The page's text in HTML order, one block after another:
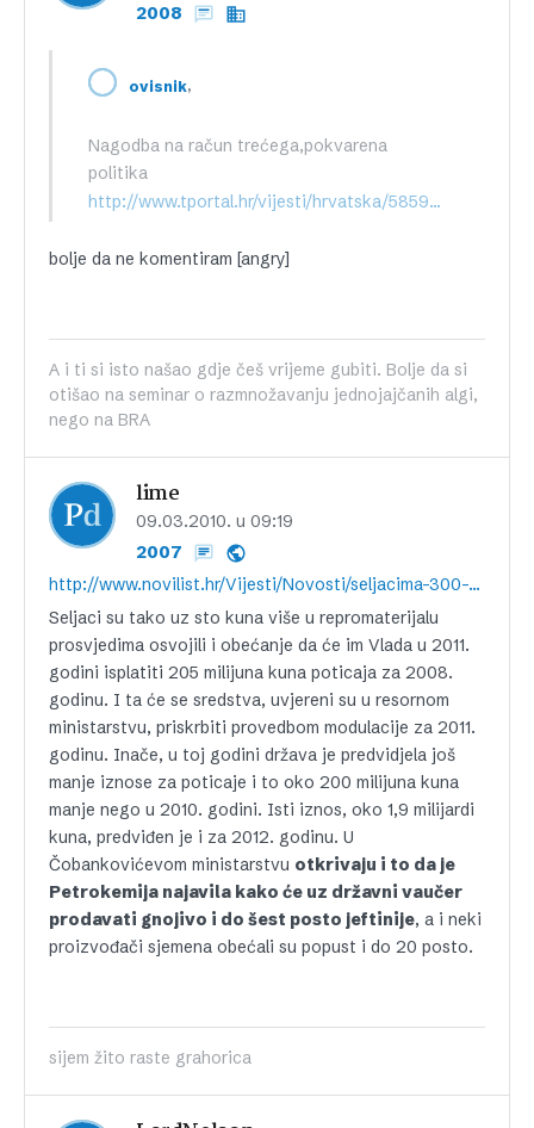
2008
ovisnik,
Nagodba na račun trećega,pokvarena
politika
http://www.tportal.hr/vijesti/hrvatska/58594/Dogovor-Vlade-i-seljaka-protivan-je-EU.html
bolje da ne komentiram [angry]
A i ti si isto našao gdje češ vrijeme gubiti. Bolje da si
otišao na seminar o razmnožavanju jednojajčanih algi,
nego na BRA
lime
09.03.2010. u 09:19
2007
http://www.novilist.hr/Vijesti/Novosti/seljacima-300-milijuna-kuna–u20.aspx
Seljaci su tako uz sto kuna više u repromaterijalu
prosvjedima osvojili i obećanje da će im Vlada u 2011.
godini isplatiti 205 milijuna kuna poticaja za 2008.
godinu. I ta će se sredstva, uvjereni su u resornom
ministarstvu, priskrbiti provedbom modulacije za 2011.
godinu. Inače, u toj godini država je predvidjela još
manje iznose za poticaje i to oko 200 milijuna kuna
manje nego u 2010. godini. Isti iznos, oko 1,9 milijardi
kuna, predviđen je i za 2012. godinu. U
Čobankovićevom ministarstvu otkrivaju i to da je
Petrokemija najavila kako će uz državni vaučer
prodavati gnojivo i do šest posto jeftinije, a i neki
proizvođači sjemena obećali su popust i do 20 posto.
sijem žito raste grahorica